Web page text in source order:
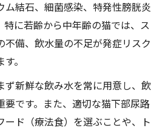
ム結石、細菌感染、特発性膀胱炎
特に若齢から中年齢の猫では、ス
不備、飲水量の不足が発症リスク
。
ず新鮮な飲み水を常に用意し、飲
要です。また、適切な猫下部尿路
ード（療法食）を選ぶことや、ト